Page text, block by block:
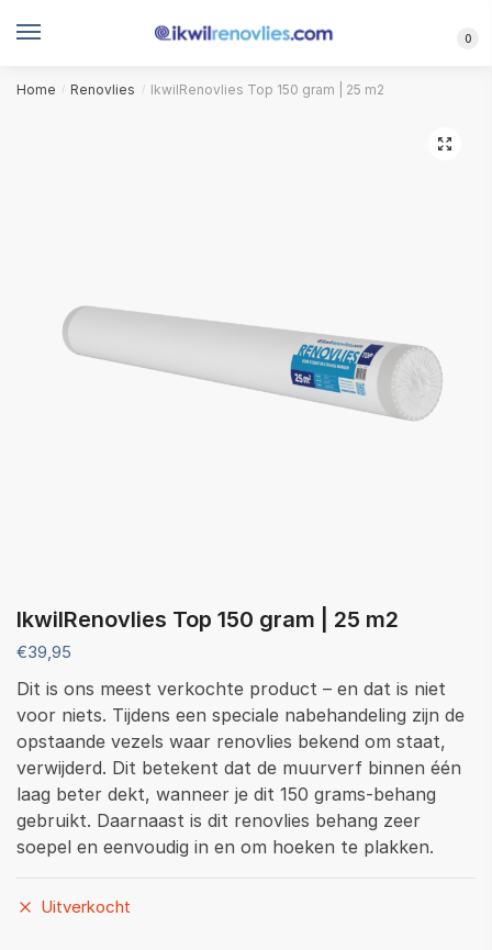
0
Home / Renovlies / IkwilRenovlies Top 150 gram | 25 m2
IkwilRenovlies Top 150 gram | 25 m2
€39,95
Dit is ons meest verkochte product – en dat is niet
voor niets. Tijdens een speciale nabehandeling zijn de
opstaande vezels waar renovlies bekend om staat,
verwijderd. Dit betekent dat de muurverf binnen één
laag beter dekt, wanneer je dit 150 grams-behang
gebruikt. Daarnaast is dit renovlies behang zeer
soepel en eenvoudig in en om hoeken te plakken.
Uitverkocht